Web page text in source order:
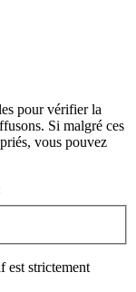
pour vérifier la
Si malgré ces
vous pouvez
est strictement